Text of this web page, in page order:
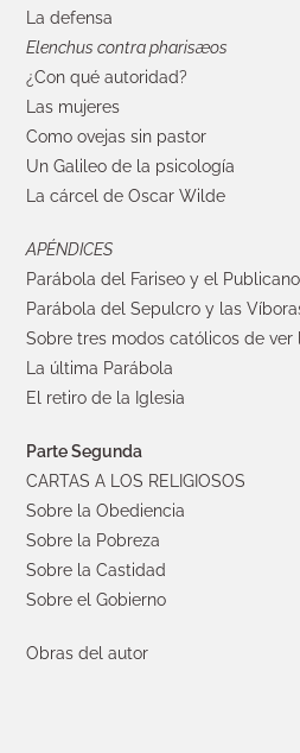
La defensa
Elenchus contra pharisæos
¿Con qué autoridad?
Las mujeres
Como ovejas sin pastor
Un Galileo de la psicología
La cárcel de Oscar Wilde
APÉNDICES
Parábola del Fariseo y el Publicano
Parábola del Sepulcro y las
Sobre tres modos católicos de ver
La última Parábola
El retiro de la Iglesia
Parte Segunda
CARTAS A LOS RELIGIOSOS
Sobre la Obediencia
Sobre la Pobreza
Sobre la Castidad
Sobre el Gobierno
Obras del autor